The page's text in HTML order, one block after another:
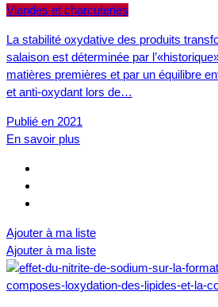
Viandes et charcuteries
La stabilité oxydative des produits
salaison est déterminée par
matières premières et par un équilibre
et anti-oxydant lors de…
Publié en 2021
En savoir plus
Ajouter à ma liste
Ajouter à ma liste